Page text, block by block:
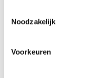
Door op ‘Alles toestaan’
.
moment wijzigen of
Noodzakelijk
Voorkeuren